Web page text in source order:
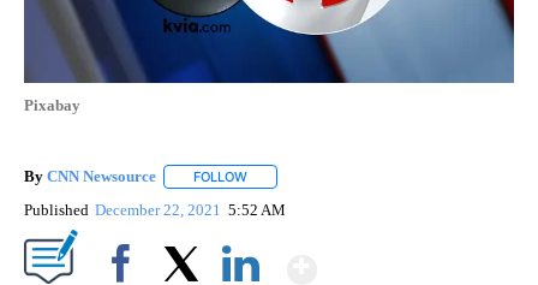
Pixabay
By CNN Newsource FOLLOW
Published December 22, 2021 5:52 AM